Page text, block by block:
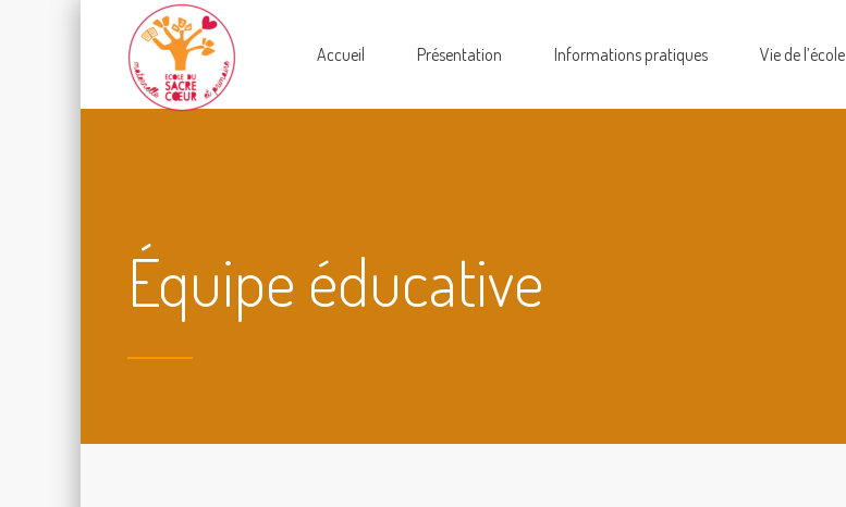
Accueil Présentation Informations pratiques Vie de l’école
Équipe éducative